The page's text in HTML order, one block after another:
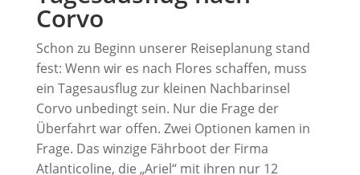
Corvo
Schon zu Beginn unserer Reiseplanung stand
fest: Wenn wir es nach Flores schaffen, muss
ein Tagesausflug zur kleinen Nachbarinsel
Corvo unbedingt sein. Nur die Frage der
Überfahrt war offen. Zwei Optionen kamen in
Frage. Das winzige Fährboot der Firma
Atlanticoline, die „Ariel“ mit ihren nur 12